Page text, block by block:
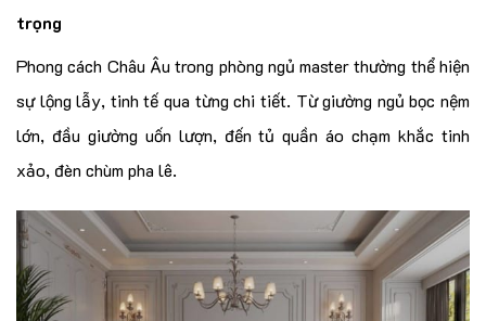
trọng
Phong cách Châu Âu trong phòng ngủ master thường thể hiện
sự lộng lẫy, tinh tế qua từng chi tiết. Từ giường ngủ bọc nệm
lớn, đầu giường uốn lượn, đến tủ quần áo chạm khắc tinh
xảo, đèn chùm pha lê.